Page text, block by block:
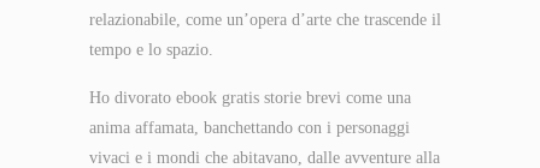
relazionabile, come un’opera d’arte che trascende il
tempo e lo spazio.
Ho divorato ebook gratis storie brevi come una
anima affamata, banchettando con i personaggi
vivaci e i mondi che abitavano, dalle avventure alla